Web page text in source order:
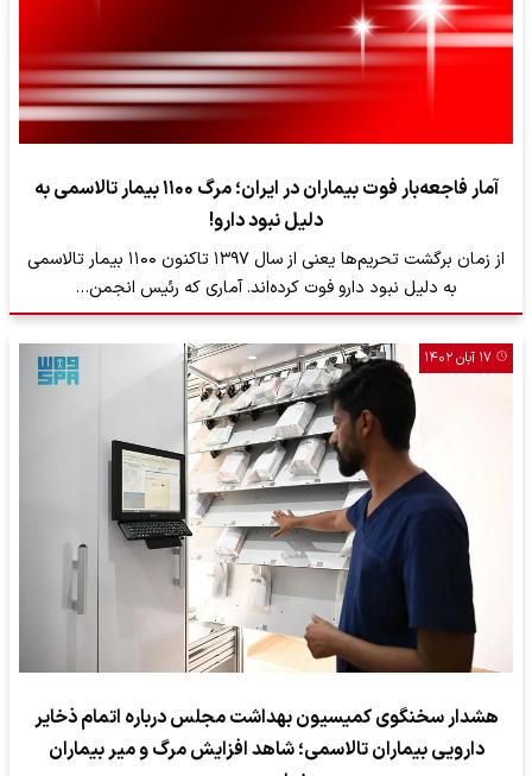
آمار فاجعه‌بار فوت بیماران در ایران؛ مرگ ۱۱۰۰ بیمار تالاسمی به
دلیل نبود دارو!
از زمان برگشت تحریم‌ها یعنی از سال ۱۳۹۷ تاکنون ۱۱۰۰ بیمار تالاسمی
به دلیل نبود دارو فوت کرده‌اند. آماری که رئیس انجمن…
۱۷ آبان ۱۴۰۲
هشدار سخنگوی کمیسیون بهداشت مجلس درباره اتمام ذخایر
دارویی بیماران تالاسمی؛ شاهد افزایش مرگ و میر بیماران